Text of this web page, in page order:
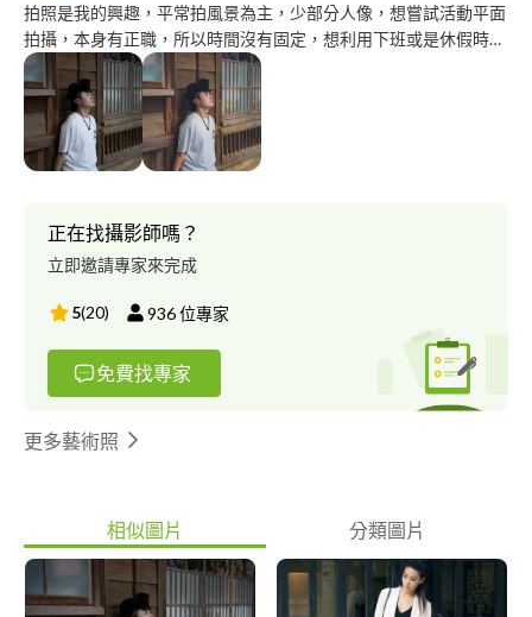
拍照是我的興趣，平常拍風景為主，少部分人像，想嘗試活動平面
拍攝，本身有正職，所以時間沒有固定，想利用下班或是休假時間
接一些簡單案子，照片會在經過修圖軟體後製，常用軟體
Lightroom、Photoshop。
正在找攝影師嗎？
立即邀請專家來完成
5(20) 936位專家
免費找專家
更多藝術照
相似圖片 分類圖片